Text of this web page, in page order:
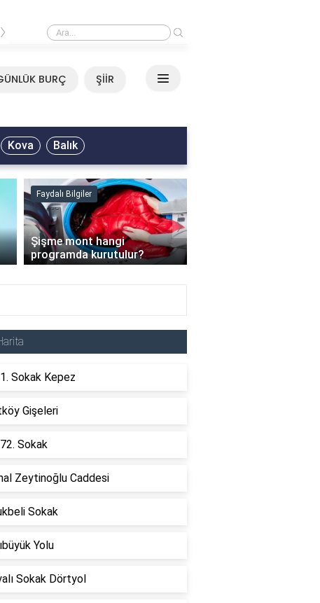
Mirkelam - Tavla Sözleri
›
BURÇ ŞİİR
Kova Balık
Faydalı Bilgiler
Şişme mont hangi
programda kurutulur?
›
Sokak Kepez
Gişeleri
Sokak
Zeytinoğlu Caddesi
Sokak
Yolu
Sokak Dörtyol